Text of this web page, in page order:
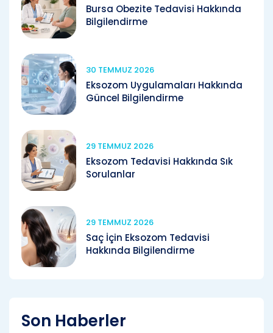
Bursa Obezite Tedavisi Hakkında
Bilgilendirme
30 TEMMUZ 2026
Eksozom Uygulamaları Hakkında
Güncel Bilgilendirme
29 TEMMUZ 2026
Eksozom Tedavisi Hakkında Sık
Sorulanlar
29 TEMMUZ 2026
Saç İçin Eksozom Tedavisi
Hakkında Bilgilendirme
Son Haberler